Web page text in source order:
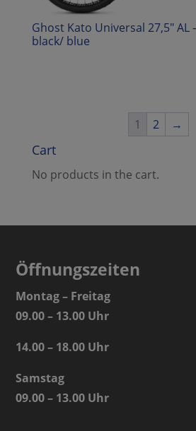
Ghost Kato Universal 27,5″ AL
black/ blue
1 2 →
Cart
No products in the cart.
Öffnungszeiten
Montag – Freitag
09.00 – 13.00 Uhr
14.00 – 18.00 Uhr
Samstag
09.00 – 13.00 Uhr